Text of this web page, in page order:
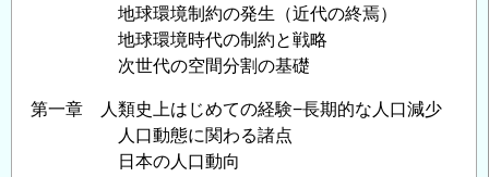
地球環境制約の発生（近代の終焉）
地球環境時代の制約と戦略
次世代の空間分割の基礎
第一章 人類史上はじめての経験−長期的な人口減少
人口動態に関わる諸点
日本の人口動向